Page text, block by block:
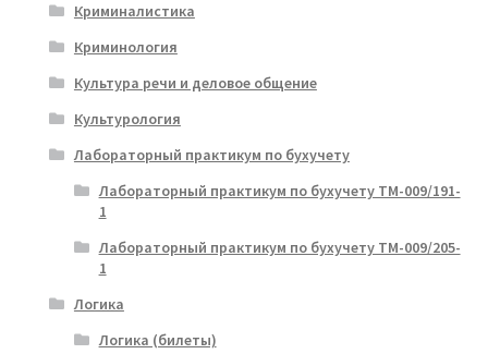
Криминалистика
Криминология
Культура речи и деловое общение
Культурология
Лабораторный практикум по бухучету
Лабораторный практикум по бухучету ТМ-009/191-
1
Лабораторный практикум по бухучету ТМ-009/205-
1
Логика
Логика (билеты)